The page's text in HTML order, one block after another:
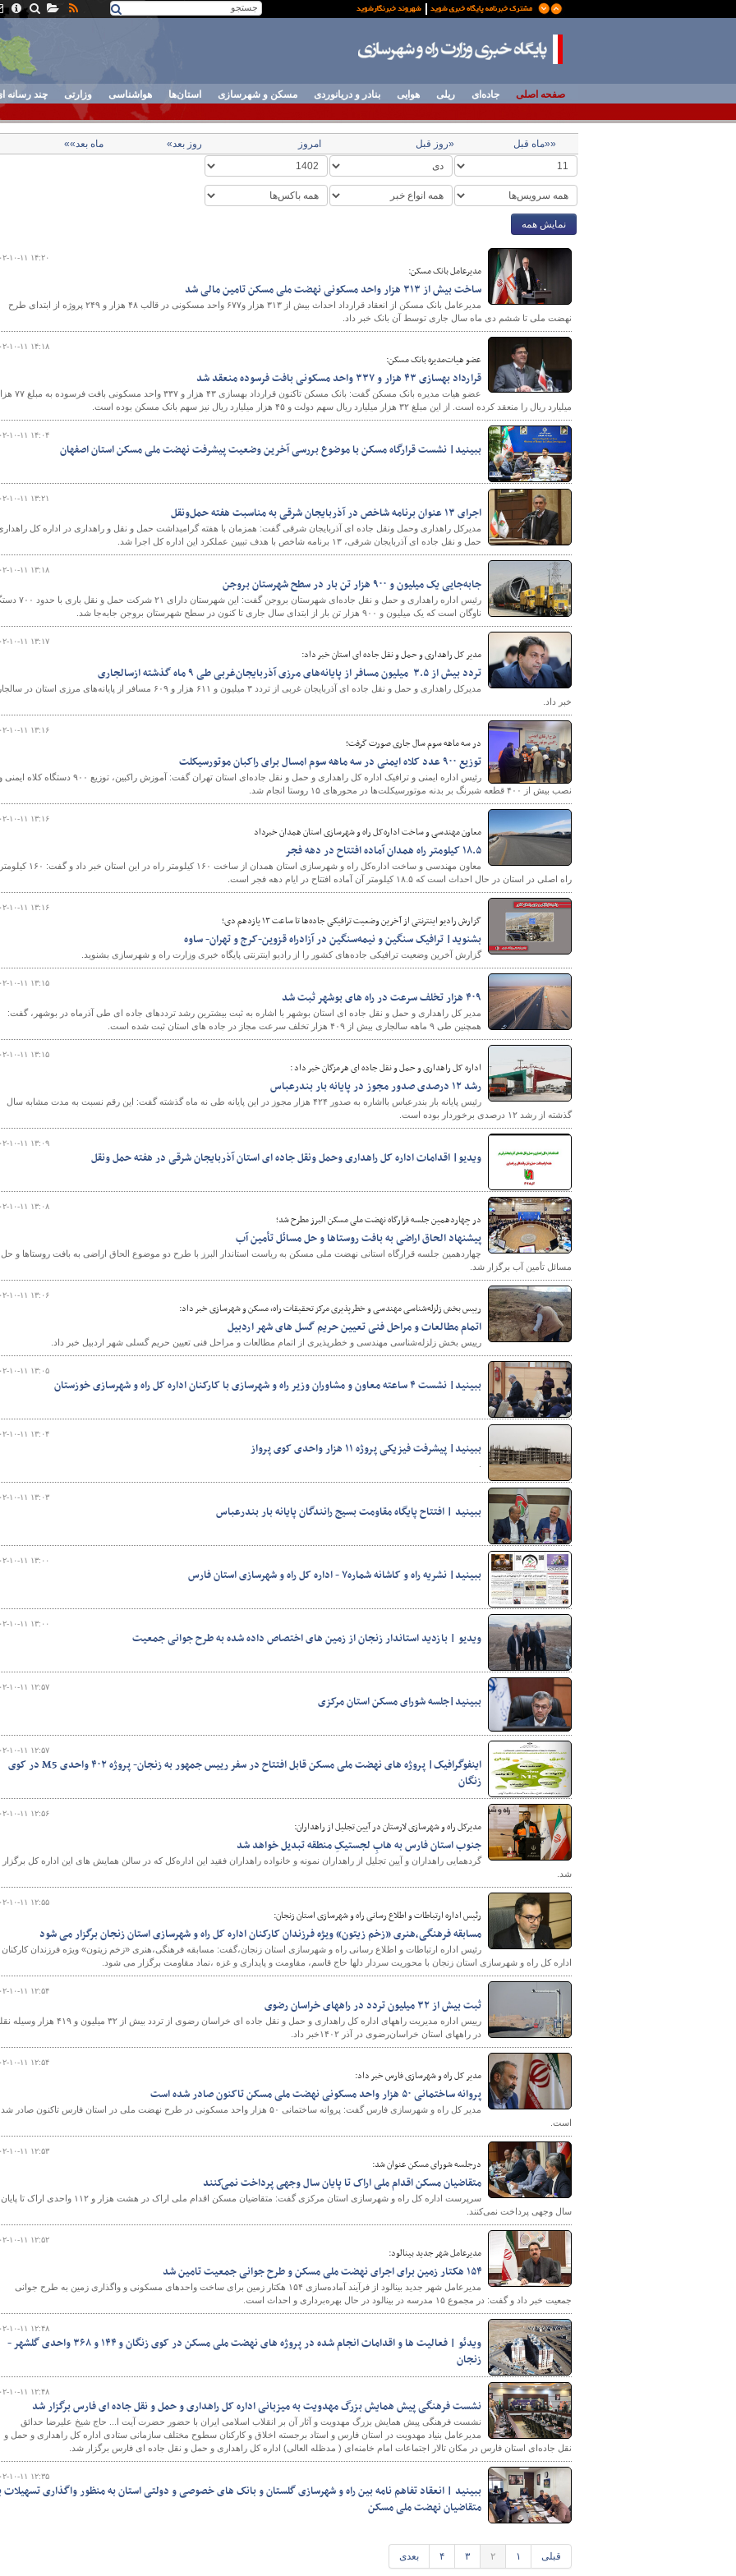
پایگاه خبری وزارت راه و
شهرسازی
صفحه اصلی جاده‌ای ریلی هوایی بنادر و دریانوردی مسکن و شهرسازی استان‌ها هواشناسی وزارتی چند رسانه
««ماه قبل «روز قبل امروز روز بعد» ماه بعد»»
نمایش همه
۱۴۰۲-۱۰-۱۱
مدیرعامل بانک مسکن:
ساخت بیش از ۳۱۳ هزار واحد مسکونی نهضت ملی مسکن تامین مالی شد
مدیرعامل بانک مسکن از انعقاد قرارداد احداث بیش از ۳۱۳ هزار و۶۷۷ واحد مسکونی در قالب ۴۸ هزار و ۲۴۹ پروژه از ابتدای طرح
نهضت ملی تا ششم دی ماه سال جاری توسط آن بانک خبر داد.
۱۴۰۲-۱۰-۱۱
عضو هیات‌مدیره بانک مسکن:
قرارداد بهسازی ۴۳ هزار و ۳۳۷ واحد مسکونی بافت فرسوده منعقد شد
عضو هیات مدیره بانک مسکن گفت: بانک مسکن تاکنون قرارداد بهسازی ۴۳ هزار و ۳۳۷ واحد مسکونی
میلیارد ریال را منعقد کرده است. از این مبلغ ۳۲ هزار میلیارد ریال سهم دولت و ۴۵ هزار میلیارد ریال نیز سهم بانک مسکن بوده است.
۱۴۰۲-۱۰-۱۱
ببینید| نشست قرارگاه مسکن با موضوع بررسی آخرین وضعیت پیشرفت نهضت ملی مسکن استان اصفهان
۱۴۰۲-۱۰-۱۱
اجرای ۱۳ عنوان برنامه شاخص در آذربایجان شرقی به مناسبت هفته حمل‌ونقل
مدیرکل راهداری وحمل ونقل جاده ای آذربایجان شرقی گفت: همزمان با هفته گرامیداشت حمل و نقل و راهداری در اداره کل
حمل و نقل جاده ای آذربایجان شرقی، ۱۳ برنامه شاخص با هدف تبیین عملکرد این اداره کل اجرا شد.
۱۴۰۲-۱۰-۱۱
جابه‌جایی یک میلیون و ۹۰۰ هزار تن بار در سطح شهرستان بروجن
رئیس اداره راهداری و حمل و نقل جاده‌ای شهرستان بروجن گفت: این
ناوگان است که یک میلیون و ۹۰۰ هزار تن بار از ابتدای سال جاری تا کنون در سطح شهرستان بروجن جابه‌جا شد.
۱۴۰۲-۱۰-۱۱
مدیر کل راهداری و حمل و نقل جاده ای استان خبر داد:
تردد بیش از ۳.۵ میلیون مسافر از پایانه‌های مرزی آذربایجان‌غربی طی ۹ ماه گذشته ازسالجاری
مدیرکل راهداری و حمل و نقل جاده ای آذربایجان غربی از تردد ٣ میلیون و ۶١١ هزار و ۶٠٩ مسافر از پایانه‌های مرزی استان در
خبر داد.
۱۴۰۲-۱۰-۱۱
در سه ماهه سوم سال جاری صورت گرفت؛
توزیع ۹۰۰ عدد کلاه ایمنی در سه ماهه سوم امسال برای راکبان موتورسیکلت
رئیس اداره ایمنی و ترافیک اداره کل راهداری و حمل و نقل جاده‌ای استان تهران گفت: آموزش راکبین، توزیع ۹۰۰ دستگاه کلاه ایمنی و
نصب بیش از ۴۰۰ قطعه شبرنگ بر بدنه موتورسیکلت‌ها در محورهای ۱۵ روستا انجام شد.
۱۴۰۲-۱۰-۱۱
معاون مهندسی و ساخت اداره‌کل راه و شهرسازی استان همدان خبرداد
۱۸.۵ کیلومتر راه همدان آماده افتتاح در دهه فجر
معاون مهندسی و ساخت اداره‌کل راه و شهرسازی استان همدان از ساخت ۱۶۰ کیلومتر راه در این استان خبر داد و گفت: ۱۶۰ کیلومتر
راه اصلی در استان در حال احداث است که ۱۸.۵ کیلومتر آن آماده افتتاح در ایام دهه فجر است.
۱۴۰۲-۱۰-۱۱
گزارش رادیو اینترنتی از آخرین وضعیت ترافیکی جاده‌ها تا ساعت ۱۳ یازدهم دی؛
بشنوید| ترافیک سنگین و نیمه‌سنگین در آزادراه قزوین-کرج و تهران- ساوه
گزارش آخرین وضعیت ترافیکی جاده‌های کشور را از رادیو اینترنتی پایگاه خبری وزارت راه و شهرسازی بشنوید.
۱۴۰۲-۱۰-۱۱
۴۰۹ هزار تخلف سرعت در راه های بوشهر ثبت شد
مدیر کل راهداری و حمل و نقل جاده ای استان بوشهر با اشاره به ثبت بیشترین رشد ترددهای جاده ای طی آذرماه در بوشهر، گفت:
همچنین طی ۹ ماهه سالجاری بیش از ۴۰۹ هزار تخلف سرعت مجاز در جاده های استان ثبت شده است.
۱۴۰۲-۱۰-۱۱
اداره کل راهداری و حمل و نقل جاده ای هرمزگان خبر داد :
رشد ۱۲ درصدی صدور مجوز در پایانه بار بندرعباس
رئیس پایانه بار بندرعباس بااشاره به صدور ۴۲۴ هزار مجوز در این پایانه طی نه ماه گذشته گفت: این رقم نسبت به مدت مشابه سال
گذشته از رشد ۱۲ درصدی برخوردار بوده است.
۱۴۰۲-۱۰-۱۱
ویدیو| اقدامات اداره کل راهداری وحمل ونقل جاده ای استان آذربایجان شرقی در هفته حمل ونقل
۱۴۰۲-۱۰-۱۱
در چهاردهمین جلسه قرارگاه نهضت ملی مسکن البرز مطرح شد؛
پیشنهاد الحاق اراضی به بافت روستاها و حل مسائل تأمین آب
چهاردهمین جلسه قرارگاه استانی نهضت ملی مسکن به ریاست استاندار البرز با طرح دو موضوع الحاق اراضی به بافت روستاها و حل
مسائل تأمین آب برگزار شد.
۱۴۰۲-۱۰-۱۱
رییس بخش زلزله‌شناسی مهندسی و خطرپذیری مرکز تحقیقات راه، مسکن و شهرسازی خبر داد:
اتمام مطالعات و مراحل فنی تعیین حریم گسل های شهر اردبیل
رییس بخش زلزله‌شناسی مهندسی و خطرپذیری از اتمام مطالعات و مراحل فنی تعیین حریم گسلی شهر اردبیل خبر داد.
۱۴۰۲-۱۰-۱۱
ببینید| نشست ۴ ساعته معاون و مشاوران وزیر راه و شهرسازی با کارکنان اداره کل راه و شهرسازی خوزستان
۱۴۰۲-۱۰-۱۱
ببینید| پیشرفت فیزیکی پروژه ۱۱ هزار واحدی کوی پرواز
۱۴۰۲-۱۰-۱۱
ببینید | افتتاح پایگاه مقاومت بسیج رانندگان پایانه بار بندرعباس
۱۴۰۲-۱۰-۱۱
ببینید| نشریه راه و کاشانه شماره۷ - اداره کل راه و شهرسازی استان فارس
۱۴۰۲-۱۰-۱۱
ویدیو | بازدید استاندار زنجان از زمین های اختصاص داده شده به طرح جوانی جمعیت
۱۴۰۲-۱۰-۱۱
ببینید|جلسه شورای مسکن استان مرکزی
۱۴۰۲-۱۰-۱۱
اینفوگرافیک| پروژه های نهضت ملی مسکن قابل افتتاح در سفر رییس جمهور به زنجان- پروژه ۴۰۲ واحدی M5 در کوی
زنگان
۱۴۰۲-۱۰-۱۱
مدیرکل راه و شهرسازی لارستان در آیین تجلیل از راهداران:
جنوب استان فارس به هابِ لجستیکِ منطقه تبدیل خواهد شد
گردهمایی راهداران و آیین تجلیل از راهداران نمونه و خانواده راهداران فقید این اداره‌کل که در سالن همایش های این اداره کل برگزار
شد.
۱۴۰۲-۱۰-۱۱
رئیس اداره ارتباطات و اطلاع رسانی راه و شهرسازی استان زنجان:
مسابقه فرهنگی،هنری «زخم زیتون» ویژه فرزندان کارکنان اداره کل راه و شهرسازی استان زنجان برگزار می شود
رئیس اداره ارتباطات و اطلاع رسانی راه و شهرسازی استان زنجان،گفت: مسابقه فرهنگی،هنری «زخم زیتون» ویژه فرزندان کارکنان
اداره کل راه و شهرسازی استان زنجان با محوریت سردار دلها حاج قاسم، مقاومت و پایداری و غزه ،نماد مقاومت برگزار می شود.
۱۴۰۲-۱۰-۱۱
ثبت بیش از ۳۲ میلیون تردد در راههای خراسان رضوی
رییس اداره مدیریت راههای اداره کل راهداری و حمل و نقل جاده ای خراسان رضوی از تردد بیش از ۳۲ میلیون و
در راههای استان خراسان‌رضوی در آذر ۱۴۰۲خبر داد.
۱۴۰۲-۱۰-۱۱
مدیر کل راه و شهرسازی فارس خبر داد:
پروانه ساختمانی ۵۰ هزار واحد مسکونی نهضت ملی مسکن تاکنون صادر شده است
مدیر کل راه و شهرسازی فارس گفت: پروانه ساختمانی ۵۰ هزار واحد مسکونی در طرح نهضت ملی در استان فارس تاکنون صادر
است.
۱۴۰۲-۱۰-۱۱
درجلسه شورای مسکن عنوان شد:
متقاضیان مسکن اقدام ملی اراک تا پایان سال وجهی پرداخت نمی‌کنند
سرپرست اداره کل راه و شهرسازی استان مرکزی گفت: متقاضیان مسکن اقدام ملی اراک در هشت هزار و ۱۱۲ واحدی اراک تا پایان
سال وجهی پرداخت نمی‌کنند.
۱۴۰۲-۱۰-۱۱
مدیرعامل شهر جدید بینالود:
۱۵۴ هکتار زمین برای اجرای نهضت ملی مسکن و طرح جوانی جمعیت تامین شد
مدیرعامل شهر جدید بینالود از فرآیند آماده‌سازی ۱۵۴ هکتار زمین برای ساخت واحدهای مسکونی و واگذاری زمین به طرح جوانی
جمعیت خبر داد و گفت: در مجموع ۱۵ مدرسه در بینالود در حال بهره‌برداری و احداث است.
۱۴۰۲-۱۰-۱۱
ویدئو | فعالیت ها و اقدامات انجام شده در پروژه های نهضت ملی مسکن در کوی زنگان و ۱۴۴ و ۳۶۸ واحدی گلشهر -
زنجان
۱۴۰۲-۱۰-۱۱
نشست فرهنگی پیش همایش بزرگ مهدویت به میزبانی اداره کل راهداری و حمل و نقل جاده ای فارس برگزار شد
نشست فرهنگی پیش همایش بزرگ مهدویت و آثار آن بر انقلاب اسلامی ایران با حضور حضرت آیت ا... حاج شیخ علیرضا حدائق
مدیرعامل بنیاد مهدویت در استان فارس و استاد برجسته اخلاق و کارکنان سطوح مختلف سازمانی ستادی اداره کل راهداری و حمل و
نقل جاده‌ای استان فارس در مکان تالار اجتماعات امام خامنه‌ای ( مدظله العالی) اداره کل راهداری و حمل و نقل جاده ای فارس برگزار شد.
۱۴۰۲-۱۰-۱۱
ببینید | انعقاد تفاهم نامه بین راه و شهرسازی گلستان و بانک های خصوصی و دولتی استان به منظور واگذاری تسهیلات
متقاضیان نهضت ملی مسکن
قبلی ۱ ۲ ۳ ۴ بعدی